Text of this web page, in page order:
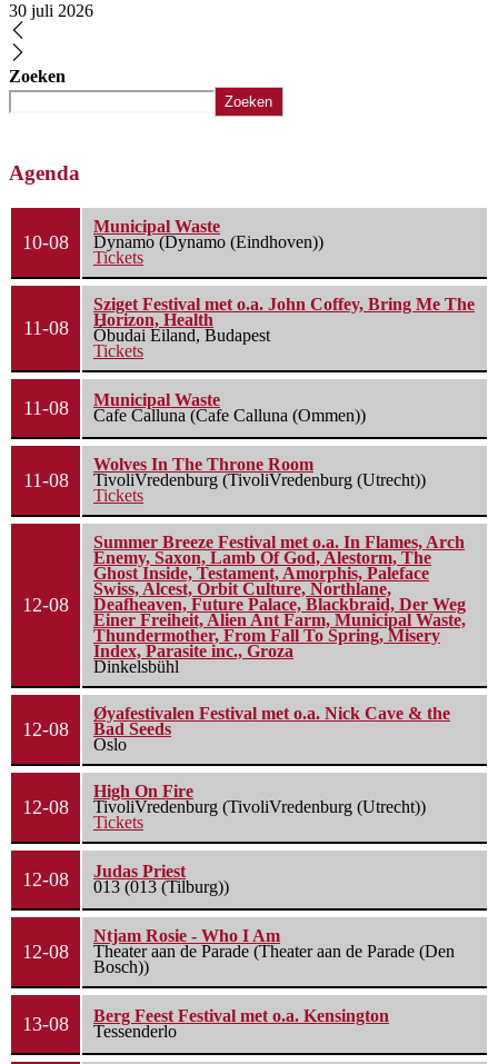
30 juli 2026
Zoeken
Zoeken
Agenda
10-08
Municipal Waste
Dynamo (Dynamo (Eindhoven))
Tickets
11-08
Sziget Festival met o.a. John Coffey, Bring Me The
Horizon, Health
Óbudai Eiland, Budapest
Tickets
11-08
Municipal Waste
Cafe Calluna (Cafe Calluna (Ommen))
11-08
Wolves In The Throne Room
TivoliVredenburg (TivoliVredenburg (Utrecht))
Tickets
12-08
Summer Breeze Festival met o.a. In Flames, Arch
Enemy, Saxon, Lamb Of God, Alestorm, The
Ghost Inside, Testament, Amorphis, Paleface
Swiss, Alcest, Orbit Culture, Northlane,
Deafheaven, Future Palace, Blackbraid, Der Weg
Einer Freiheit, Alien Ant Farm, Municipal Waste,
Thundermother, From Fall To Spring, Misery
Index, Parasite inc., Groza
Dinkelsbühl
12-08
Øyafestivalen Festival met o.a. Nick Cave & the
Bad Seeds
Oslo
12-08
High On Fire
TivoliVredenburg (TivoliVredenburg (Utrecht))
Tickets
12-08
Judas Priest
013 (013 (Tilburg))
12-08
Ntjam Rosie - Who I Am
Theater aan de Parade (Theater aan de Parade (Den
Bosch))
13-08
Berg Feest Festival met o.a. Kensington
Tessenderlo